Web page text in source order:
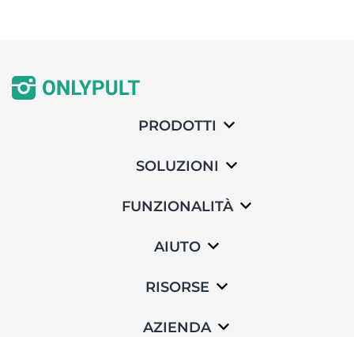
PRODOTTI
SOLUZIONI
FUNZIONALITÀ
AIUTO
RISORSE
AZIENDA